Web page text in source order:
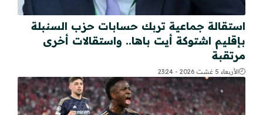
استقالة جماعية تربك حسابات حزب السنبلة
بإقليم اشتوكة أيت باها.. واستقالات أخرى
مرتقبة
الأربعاء 5 غشت 2026 - 23:24